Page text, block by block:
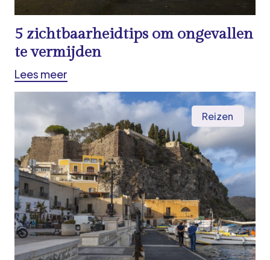
5 zichtbaarheidtips om ongevallen
te vermijden
Lees meer
Reizen